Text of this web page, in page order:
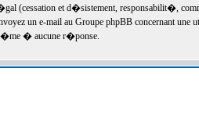
(cessation et d�sistement, responsabilit�,
un e-mail au Groupe phpBB concernant une
� aucune r�ponse.